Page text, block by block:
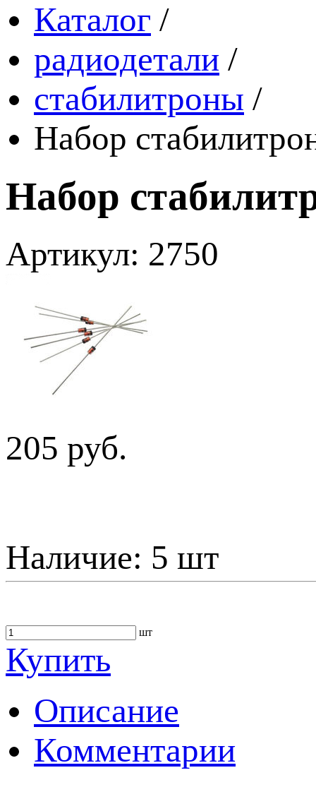
Каталог /
радиодетали /
стабилитроны /
Набор
Набор
Артикул: 2750
205 руб.
Наличие: 5 шт
шт
Купить
Описание
Комментарии